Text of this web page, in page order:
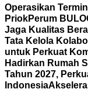
Operasikan
PriokPerum
Jaga Kualitas
Tata Kelola
untuk Perkuat
Hadirkan Rumah
Tahun 2027,
Indonesia